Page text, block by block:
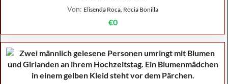
Von: Elisenda Roca, Rocia Bonilla
€0